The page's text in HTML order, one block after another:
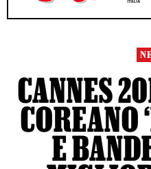
TEMPO DI LETTURA 4 MINUTI
TEMPO DI LETTURA 4 MINUTI
CANNES
COREANO
E